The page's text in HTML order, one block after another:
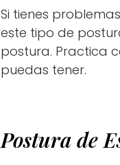
Si tienes
este tipo de
postura. Practica
puedas tener.
Postura de